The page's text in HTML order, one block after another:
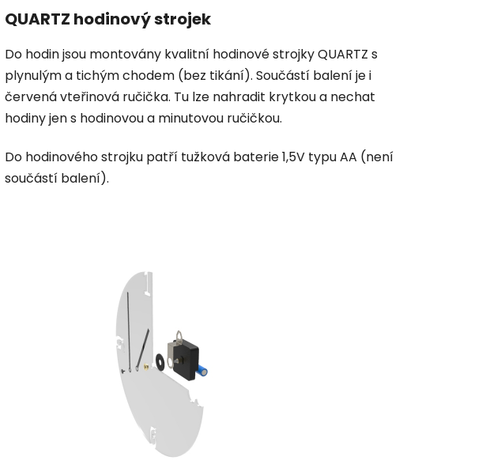
QUARTZ hodinový strojek
Do hodin jsou montovány kvalitní hodinové strojky QUARTZ s
plynulým a tichým chodem (bez tikání). Součástí balení je i
červená vteřinová ručička. Tu lze nahradit krytkou a nechat
hodiny jen s hodinovou a minutovou ručičkou.
Do hodinového strojku patří tužková baterie 1,5V typu AA (není
součástí balení).